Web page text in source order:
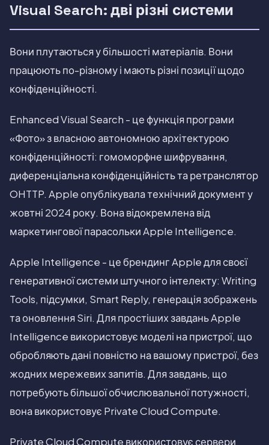
Visual Search: дві різні системи
Вони плутаються у більшості матеріалів. Вони
працюють по-різному і мають різні позиції щодо
конфіденційності.
Enhanced Visual Search - це функція програми
«Фото» з власною автономною архітектурою
конфіденційності: гомоморфне шифрування,
диференціальна конфіденційність та ретранслятор
OHTTP. Apple опублікувала технічний документ у
жовтні 2024 року. Вона відокремлена від
маркетингової парасольки Apple Intelligence.
Apple Intelligence - це брендинг Apple для своєї
генеративної системи штучного інтелекту: Writing
Tools, підсумки, Smart Reply, генерація зображень
та оновлення Siri. Для простіших завдань Apple
Intelligence використовує моделі на пристрої, що
обробляють дані повністю на вашому пристрої, без
жодних мережевих запитів. Для завдань, що
потребують більшої обчислювальної потужності,
вона використовує Private Cloud Compute.
Private Cloud Compute використовує сервери